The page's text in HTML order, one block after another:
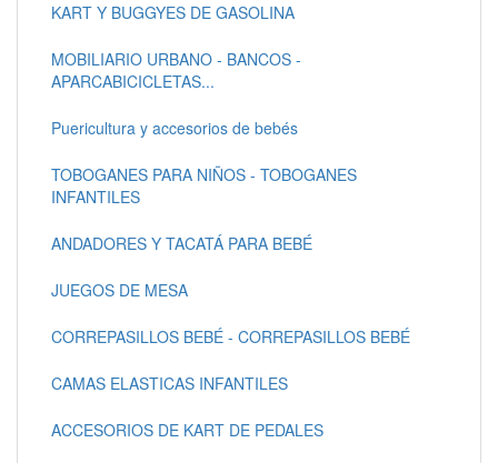
KART Y BUGGYES DE GASOLINA
MOBILIARIO URBANO - BANCOS -
APARCABICICLETAS...
Puericultura y accesorios de bebés
TOBOGANES PARA NIÑOS - TOBOGANES
INFANTILES
ANDADORES Y TACATÁ PARA BEBÉ
JUEGOS DE MESA
CORREPASILLOS BEBÉ - CORREPASILLOS BEBÉ
CAMAS ELASTICAS INFANTILES
ACCESORIOS DE KART DE PEDALES